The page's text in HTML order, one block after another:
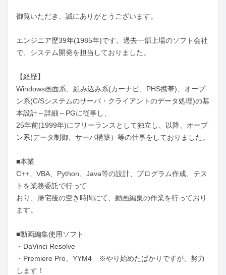
御覧いただき、誠にありがとうございます。
エンジニア歴39年(1985年)です。過去一部上場のソフト会社
で、システム開発を担当しておりました。
【経歴】
Windows画面系、組み込み系(カーナビ、PHS携帯)、オープ
ン系(C/Sシステムのサーバ・クライアントのデータ処理)の基
本設計～詳細～PGに従事し、
25年前(1999年)にフリーランスとして独立し、以降、オープ
ン系(データ制御、サーバ構築）等の仕事をしておりました。
■本業
C++、VBA、Python、Java等の設計、プログラム作成、テス
トを業務委託で行って
おり、帰宅後の空き時間にて、動画編集の作業を行っており
ます。
■動画編集使用ソフト
・DaVinci Resolve
・Premiere Pro、YYM4　※やり始めたばかりですが、努力
します！